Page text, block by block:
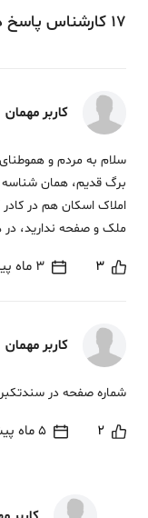
17 کارشناس پاسخ
کاربر مهمان
سلام به مردم و
برگ قدیم، همان
املاک اسکان هم در کادر
ملک و صفحه ندارید، در
3 3 ماه پیش
کاربر مهمان
شماره صفحه در
2 5 ماه پیش